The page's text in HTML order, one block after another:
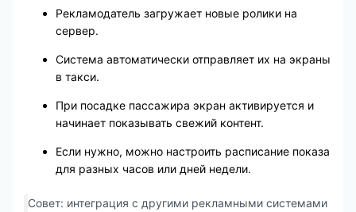
Рекламодатель загружает новые ролики на
сервер.
Система автоматически отправляет их на экраны
в такси.
При посадке пассажира экран активируется и
начинает показывать свежий контент.
Если нужно, можно настроить расписание показа
для разных часов или дней недели.
Совет: интеграция с другими рекламными системами